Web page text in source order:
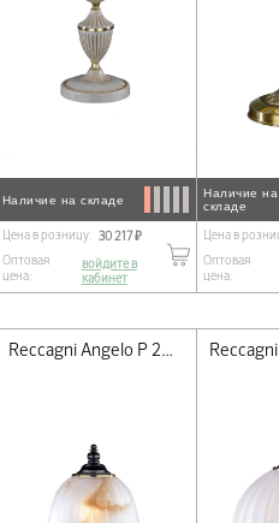
Наличие на складе
Цена в розницу: 30 217 ₽
Оптовая
цена:
войдите в
кабинет
Наличие на
складе
Цена в
Оптовая
цена:
Reccagni Angelo P 2801